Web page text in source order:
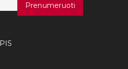
Prenumeruoti